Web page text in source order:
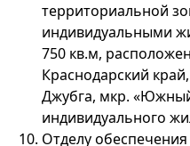
территориальной
индивидуальными
750 кв.м,
Краснодарский
Джубга, мкр.
индивидуального
Отделу